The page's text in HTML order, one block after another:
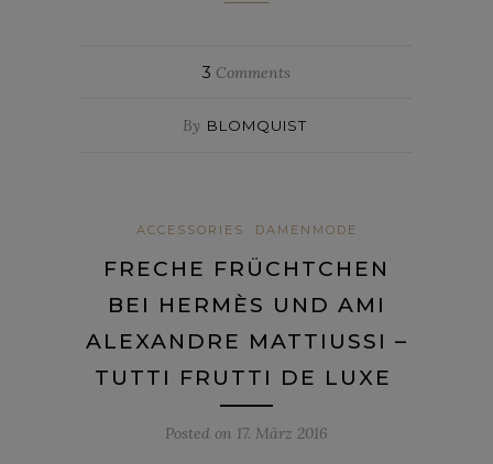
3 Comments
By BLOMQUIST
ACCESSORIES DAMENMODE
FRECHE FRÜCHTCHEN
BEI HERMÈS UND AMI
ALEXANDRE MATTIUSSI –
TUTTI FRUTTI DE LUXE
Posted on 17. März 2016